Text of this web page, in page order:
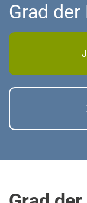
Grad